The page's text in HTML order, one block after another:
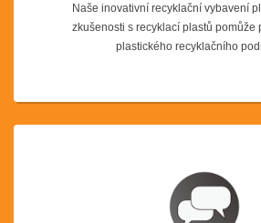
Naše inovativní recyklační vybavení
zkušenosti s recyklací plastů pomůže
plastického recyklačního